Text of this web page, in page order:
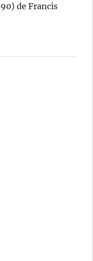
de Francis